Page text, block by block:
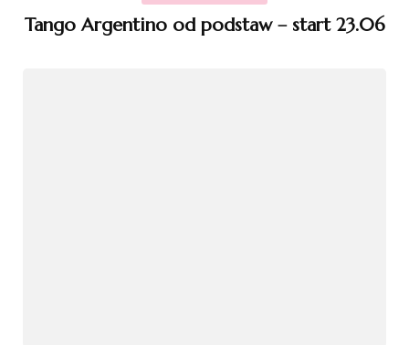
Tango Argentino od podstaw – start 23.06